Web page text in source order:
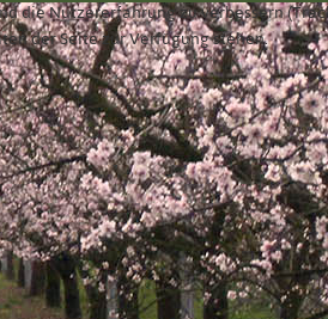
die Nutzererfahrung zu verbessern
der Seite zur Verfügung stehen.